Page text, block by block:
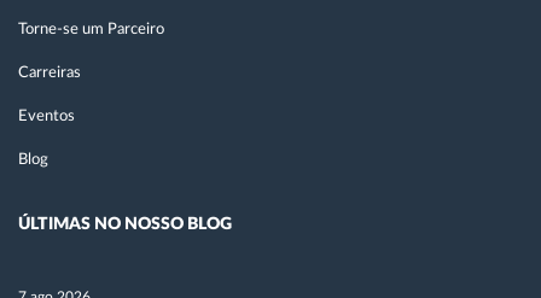
Torne-se um Parceiro
Carreiras
Eventos
Blog
ÚLTIMAS NO NOSSO BLOG